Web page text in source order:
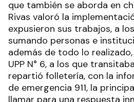
que también se aborda en
Rivas valoró la
expusieron sus trabajos, a
sumando personas e
además de todo lo
UPP N° 6, a los que
repartió folletería, con la
de emergencia 911, la
llamar para una respuesta